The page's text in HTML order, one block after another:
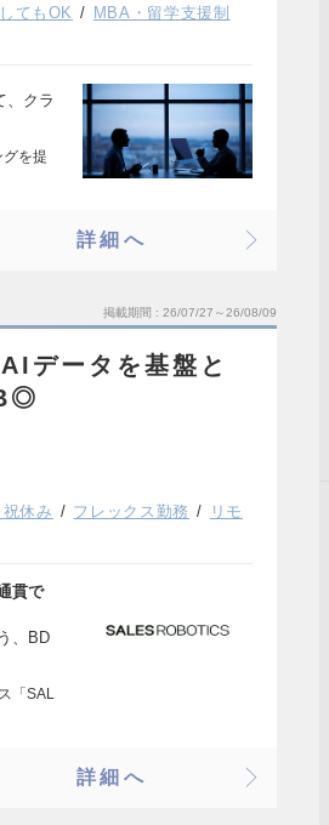
てもOK
MBA・留学支援制
、クラ
を提
詳細へ
掲載期間 26/07/27～26/08/09
データを基盤と
祝休み フレックス勤務
リモ
貫で
、BD
「SAL
詳細へ